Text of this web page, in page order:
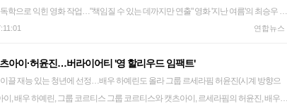
. ljglory@yna.co.kr
로 익힌 영화 작업…"책임질 수 있는 데까지만 연출" 영화 '지난 여름'의 최승우 감
가 작동하는 원칙까지 모든 것을 관장한다. 그런 만큼 확신을 바탕으로 세계관을 결정
'지난 여름'의 최승우(34) 감독은 이와는 정반대의 태도를 지녔다. '세계를 이렇게 만
보다는, '세계를 재현하는 것이 맞느냐'는 신중함이 앞선다. 그런 그가 영화를 만들기
연합뉴스
아이·허윤진…버라이어티 '영 할리우드 임팩트'
있는 청년에 선정…배우 하예린도 올라 그룹 르세라핌 허윤진(시계 방향으
룹 코르티스 그룹 코르티스와 캣츠아이, 르세라핌의 허윤진, 배우